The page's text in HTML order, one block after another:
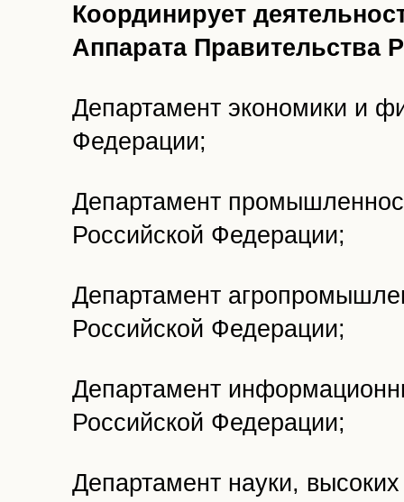
Координирует
Аппарата Правительства
Департамент экономики и
Федерации;
Департамент
Российской Федерации;
Департамент
Российской Федерации;
Департамент
Российской Федерации;
Департамент науки,